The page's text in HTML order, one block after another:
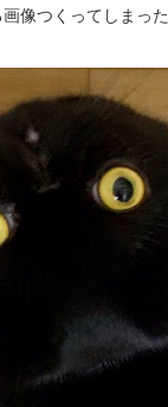
像つくってしまった